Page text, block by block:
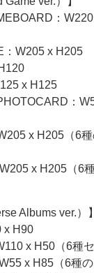
：
：W205 x H205
x H125
：
x H205（6
x H205（6
Albums ver.）】
x H90
x H50（6種セ
x H85（6種